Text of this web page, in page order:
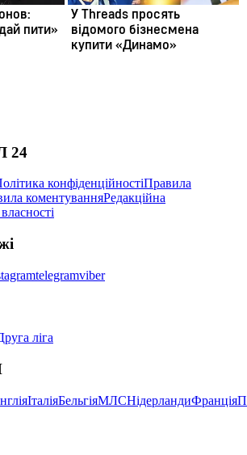
24
конфіденційностіПравила
коментуванняРедакційна
telegramviber
ліга
ІталіяБельгіяМЛСНідерландиФранція